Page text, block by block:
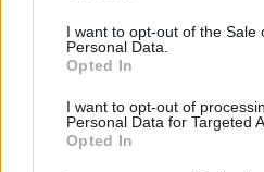
I want to opt-out of the Sale
Personal Data.
Opted In
I want to opt-out of
Personal Data for Targeted
Opted In